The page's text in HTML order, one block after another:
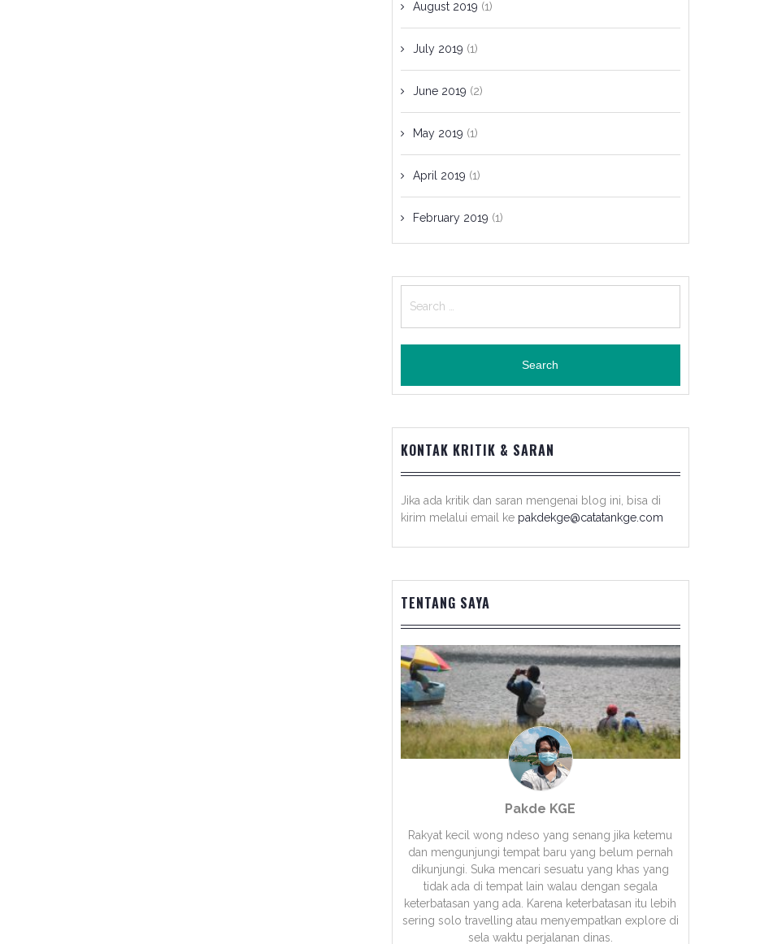
August 2019 (1)
July 2019 (1)
June 2019 (2)
May 2019 (1)
April 2019 (1)
February 2019 (1)
for:
KONTAK KRITIK & SARAN
Jika ada kritik dan saran mengenai blog ini, bisa di
kirim melalui email ke pakdekge@catatankge.com
TENTANG SAYA
Pakde KGE
Rakyat kecil wong ndeso yang senang jika ketemu
dan mengunjungi tempat baru yang belum pernah
dikunjungi. Suka mencari sesuatu yang khas yang
tidak ada di tempat lain walau dengan segala
keterbatasan yang ada. Karena keterbatasan itu lebih
sering solo travelling atau menyempatkan explore di
sela waktu perjalanan dinas.